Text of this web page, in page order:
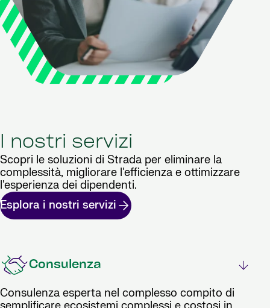
I nostri servizi
Scopri le soluzioni di Strada per eliminare la
complessità, migliorare l'efficienza e ottimizzare
l'esperienza dei dipendenti.
Esplora i nostri servizi
Consulenza
Consulenza esperta nel complesso compito di